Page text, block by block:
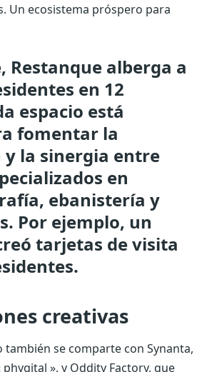
Un ecosistema próspero para
Restanque alberga a
en 12
espacio está
fomentar la
la sinergia entre
en
ebanistería y
Por ejemplo, un
tarjetas de visita
creativas
también se comparte con Synanta,
», y Oddity Factory, que